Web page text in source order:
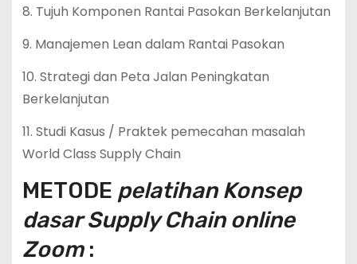
8. Tujuh Komponen Rantai Pasokan Berkelanjutan
9. Manajemen Lean dalam Rantai Pasokan
10. Strategi dan Peta Jalan Peningkatan
Berkelanjutan
11. Studi Kasus / Praktek pemecahan masalah
World Class Supply Chain
METODE pelatihan Konsep
dasar Supply Chain online
Zoom: